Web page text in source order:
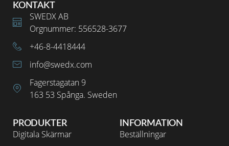
INFORMATION
Beställningar
PRODUKTER
Digitala Skärmar
KONTAKT
SWEDX AB
Orgnummer: 556528-3677
+46-8-4418444
info@swedx.com
Fagerstagatan 9
163 53 Spånga. Sweden